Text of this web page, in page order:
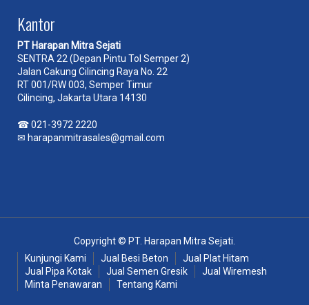
Kantor
PT Harapan Mitra Sejati
SENTRA 22 (Depan Pintu Tol Semper 2)
Jalan Cakung Cilincing Raya No. 22
RT 001/RW 003, Semper Timur
Cilincing, Jakarta Utara 14130
☎021-3972 2220
✉ harapanmitrasales@gmail.com
Copyright © PT. Harapan Mitra Sejati.
Kunjungi Kami
Jual Besi Beton
Jual Plat Hitam
Jual Pipa Kotak
Jual Semen Gresik
Jual Wiremesh
Minta Penawaran
Tentang Kami